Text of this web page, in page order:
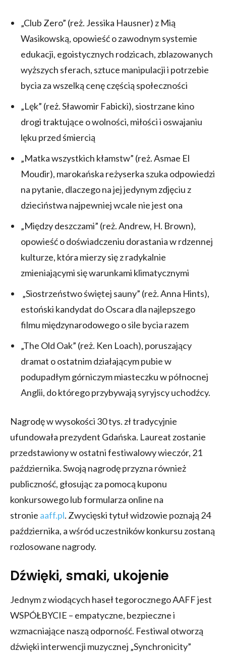
„Club Zero” (reż. Jessika Hausner) z Mią
Wasikowską, opowieść o zawodnym systemie
edukacji, egoistycznych rodzicach, zblazowanych
wyższych sferach, sztuce manipulacji i potrzebie
bycia za wszelką cenę częścią społeczności
„Lęk” (reż. Sławomir Fabicki), siostrzane kino
drogi traktujące o wolności, miłości i oswajaniu
lęku przed śmiercią
„Matka wszystkich kłamstw” (reż. Asmae El
Moudir), marokańska reżyserka szuka odpowiedzi
na pytanie, dlaczego na jej jedynym zdjęciu z
dzieciństwa najpewniej wcale nie jest ona
„Między deszczami” (reż. Andrew, H. Brown),
opowieść o doświadczeniu dorastania w rdzennej
kulturze, która mierzy się z radykalnie
zmieniającymi się warunkami klimatycznymi
„Siostrzeństwo świętej sauny” (reż. Anna Hints),
estoński kandydat do Oscara dla najlepszego
filmu międzynarodowego o sile bycia razem
„The Old Oak” (reż. Ken Loach), poruszający
dramat o ostatnim działającym pubie w
podupadłym górniczym miasteczku w północnej
Anglii, do którego przybywają syryjscy uchodźcy.
Nagrodę w wysokości 30 tys. zł tradycyjnie
ufundowała prezydent Gdańska. Laureat zostanie
przedstawiony w ostatni festiwalowy wieczór, 21
października. Swoją nagrodę przyzna również
publiczność, głosując za pomocą kuponu
konkursowego lub formularza online na
stronie aaff.pl. Zwycięski tytuł widzowie poznają 24
października, a wśród uczestników konkursu zostaną
rozlosowane nagrody.
Dźwięki, smaki, ukojenie
Jednym z wiodących haseł tegorocznego AAFF jest
WSPÓŁBYCIE – empatyczne, bezpieczne i
wzmacniające naszą odporność. Festiwal otworzą
dźwięki interwencji muzycznej „Synchronicity”